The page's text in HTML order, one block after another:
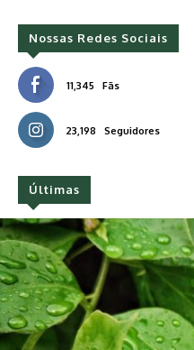
Nossas Redes Sociais
11,345 Fãs
23,198 Seguidores
Últimas